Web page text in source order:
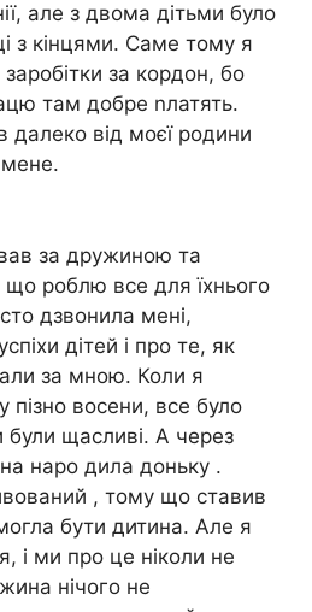
але з двома дітьми було
з кінцями. Саме тому я
за кордон, бо
там добре nлатять.
далеко від моєї родини
за дружиною та
що роблю все для їхнього
дзвонила мені,
дітей і про те, як
за мною. Коли я
восени, все було
щасливі. А через
наро дила доньку .
, тому що ставив
бути дитина. Але я
і ми про це ніколи не
нічого не